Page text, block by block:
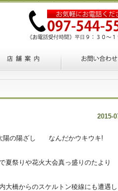
2015-
太陽の陽ざし なんだかウキウキ!
夏祭りや花火大会真っ盛りのたより
大橋からのスケルトン稜線にも遭遇し